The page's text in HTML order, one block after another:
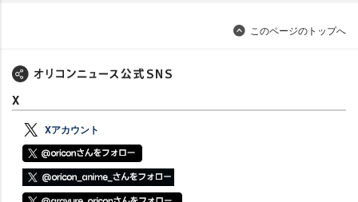
このページのトップへ
X
Xアカウント